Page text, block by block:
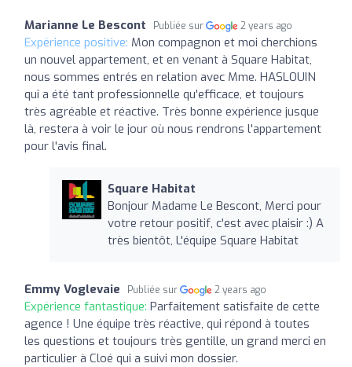
Marianne Le Bescont Publiée sur 2 years ago
Expérience positive: Mon compagnon et moi cherchions
un nouvel appartement, et en venant à Square Habitat,
nous sommes entrés en relation avec Mme. HASLOUIN
qui a été tant professionnelle qu'efficace, et toujours
très agréable et réactive. Très bonne expérience jusque
là, restera à voir le jour où nous rendrons l'appartement
pour l'avis final.
Square Habitat
Bonjour Madame Le Bescont, Merci pour
votre retour positif, c'est avec plaisir :) A
très bientôt, L'équipe Square Habitat
Emmy Voglevaie Publiée sur 2 years ago
Expérience fantastique: Parfaitement satisfaite de cette
agence ! Une équipe très réactive, qui répond à toutes
les questions et toujours très gentille, un grand merci en
particulier à Cloé qui a suivi mon dossier.